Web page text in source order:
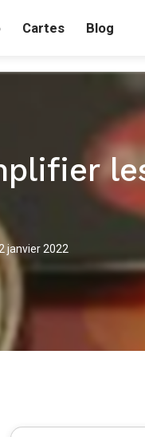
Cartes Blog
janvier 2022